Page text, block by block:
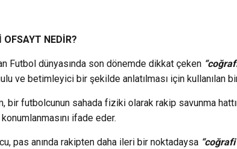
OFSAYT NEDİR?
Futbol dünyasında son dönemde dikkat çeken
ve betimleyici bir şekilde anlatılması için kullanılan
bir futbolcunun sahada fiziki olarak rakip savunma
ifade eder.
pas anında rakipten daha ileri bir noktadaysa